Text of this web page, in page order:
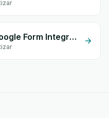
Zrexpress + Google Form Integration